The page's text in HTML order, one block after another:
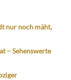
nur noch mäht,
– Sehenswerte